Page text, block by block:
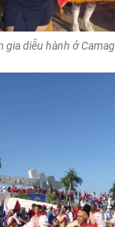
gia diễu hành ở